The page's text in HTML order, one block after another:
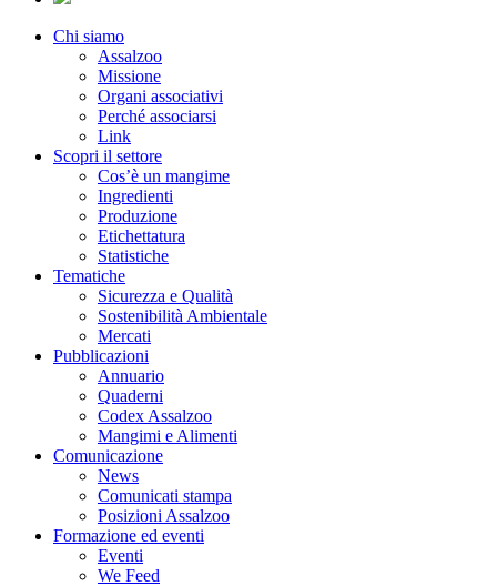
Chi siamo
Assalzoo
Missione
Organi associativi
Perché associarsi
Link
Scopri il settore
Cos’è un mangime
Ingredienti
Produzione
Etichettatura
Statistiche
Tematiche
Sicurezza e Qualità
Sostenibilità Ambientale
Mercati
Pubblicazioni
Annuario
Quaderni
Codex Assalzoo
Mangimi e Alimenti
Comunicazione
News
Comunicati stampa
Posizioni Assalzoo
Formazione ed eventi
Eventi
We Feed